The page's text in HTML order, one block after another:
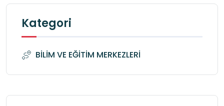
Kategori
BİLİM VE EĞİTİM MERKEZLERİ